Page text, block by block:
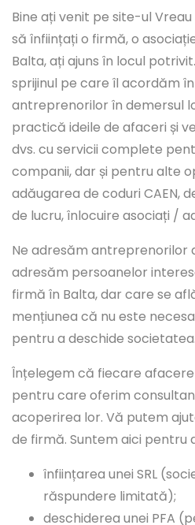
Bine ați venit pe site-ul
să înființați o firmă, o
Balta, ați ajuns în locul
sprijinul pe care îl acordăm
antreprenorilor în demersul
practică ideile de afaceri și
dvs. cu servicii complete
companii, dar și pentru alte
adăugarea de coduri CAEN,
de lucru, înlocuire asociați /
Ne adresăm antreprenorilor
adresăm persoanelor
firmă în Balta, dar care se
mențiunea că nu este
pentru a deschide societatea.
Înțelegem că fiecare
pentru care oferim
acoperirea lor. Vă putem
de firmă. Suntem aici pentru
înființarea unei SRL
răspundere limitată);
deschiderea unei PFA